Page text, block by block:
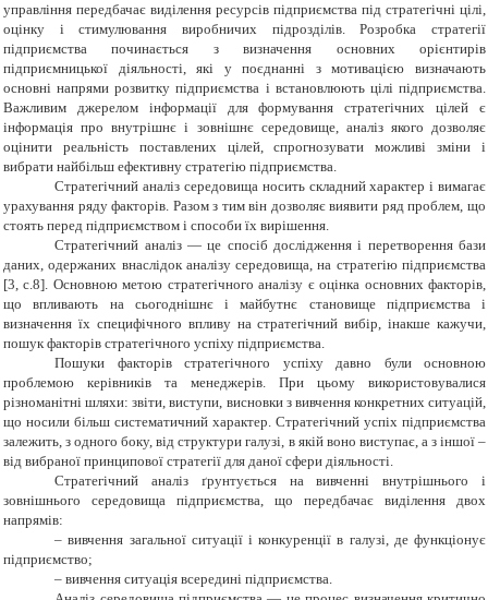
управління передбачає виділення ресурсів підприємства під стратегічні цілі,
оцінку і стимулювання виробничих підрозділів. Розробка стратегії
підприємства починається з визначення основних орієнтирів
підприємницької діяльності, які у поєднанні з мотивацією визначають
основні напрями розвитку підприємства і встановлюють цілі підприємства.
Важливим джерелом інформації для формування стратегічних цілей є
інформація про внутрішнє і зовнішнє середовище, аналіз якого дозволяє
оцінити реальність поставлених цілей, спрогнозувати можливі зміни і
вибрати найбільш ефективну стратегію підприємства.
Стратегічний аналіз середовища носить складний характер і вимагає
урахування ряду факторів. Разом з тим він дозволяє виявити ряд проблем, що
стоять перед підприємством і способи їх вирішення.
Стратегічний аналіз — це спосіб дослідження і перетворення бази
даних, одержаних внаслідок аналізу середовища, на стратегію підприємства
[3, с.8]. Основною метою стратегічного аналізу є оцінка основних факторів,
що впливають на сьогоднішнє і майбутнє становище підприємства і
визначення їх специфічного впливу на стратегічний вибір, інакше кажучи,
пошук факторів стратегічного успіху підприємства.
Пошуки факторів стратегічного успіху давно були основною
проблемою керівників та менеджерів. При цьому використовувалися
різноманітні шляхи: звіти, виступи, висновки з вивчення конкретних ситуацій,
що носили більш систематичний характер. Стратегічний успіх підприємства
залежить, з одного боку, від структури галузі, в якій воно виступає, а з іншої –
від вибраної принципової стратегії для даної сфери діяльності.
Стратегічний аналіз ґрунтується на вивченні внутрішнього і
зовнішнього середовища підприємства, що передбачає виділення двох
напрямів:
– вивчення загальної ситуації і конкуренції в галузі, де функціонує
підприємство;
– вивчення ситуація всередині підприємства.